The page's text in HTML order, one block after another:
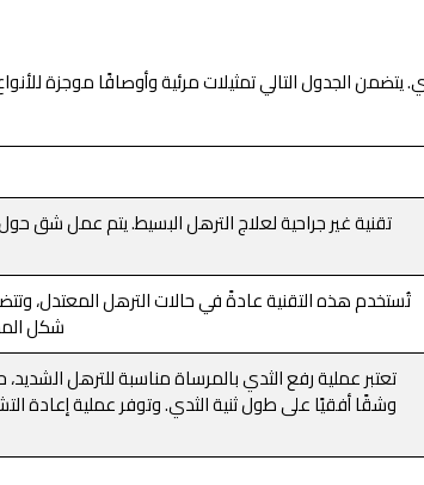
التالي تمثيلات مرئية وأوصافًا موجزة للأنواع
تقنية غير جراحية لعلاج الترهل البسيط. يتم عمل
تُستخدم هذه التقنية عادةً في حالات الترهل المعتدل،
شكل
تعتبر عملية رفع الثدي بالمرساة مناسبة للترهل
وشقًا أفقيًا على طول ثنية الثدي. وتوفر عملية إعادة